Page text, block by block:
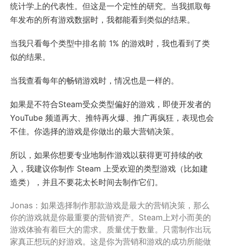
统计学上的代表性。但这是一个定性的研究。当我抓取每
年发布的所有游戏数据时，我都能看到类似的结果。
当我只看每个类型中排名前 1% 的游戏时，我也看到了类
似的结果。
当我查看每年的畅销游戏时，情况也是一样的。
如果是不符合Steam受众类型偏好的游戏，即使开发者的
YouTube 频道再大、推特再火爆、推广再疯狂，表现也会
不佳。你选择的游戏是你做出的最大营销决策。
所以，如果你想要专业地制作游戏以获得更可持续的收
入，我建议你制作 Steam 上受欢迎的类型游戏（比如建
造类），并且不要花太长时间去制作它们。
Jonas：如果选择制作那款游戏是最大的营销决策，那么
你的游戏就是你最重要的营销资产。Steam上对小而美的
游戏体验有着巨大的需求。质量优于数量。只需制作出玩
家真正想玩的好游戏。这是你为营销和游戏的成功所能做